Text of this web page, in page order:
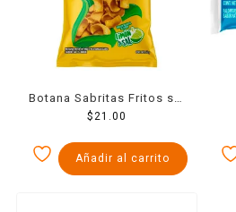
Botana Sabritas Fritos sal
y limón 55 g
$21.00
Añadir al carrito